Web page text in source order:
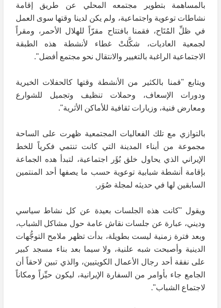
بالمساهمة بتطوير مجتمعه المحلي عن طريق إقامة
نشاطات توعوية واجتماعية، ولم يكن لدينا وقتها سوى العمل
في ظلِّ المُتَاح، فقمنا بافتتاح مقرّاً للهلال الأحمر، ومقراً
لجمعية العاديات، شكَّلتْ غطاء لأنشطة هذه الطبقة
الاجتماعية الراغبة بالتغيير والانتقال نحو مجتمع أفضل".
ويتابع "قمنا بالكثير من الأنشطة وقتها كالحفلات الخيرية
ودورات الإسعاف، وحملات تنظيف وتجميل للشوارع
ومعارض فنية، وزيارات ثقافية للأماكن الأثرية".
بالتوازي مع تلك الفعاليات المجتمعية ظهرت على الساحة
مجموعة من أبناء المدينة التي كانت تنتمي فكرياً للخط
الإيراني الذي يحاول خلق بُؤَر اجتماعية، لتبدأ هده الجماعة
بإقامة أنشطة شبابية توعوية حسب ما يصفها أحد المنتمين
السابقين لها في حديثه لمجلة صُوَر.
ويقول "كانت هذه الجلسات بعيدة عن كل نشاط سياسي
وديني، عبارة عن جلسات نقاش عامة حول مشاكل الشباب،
وبعد فترة زمنية ليست بطويلة، بدأت تظهر ملامح التوجُّهات
الدينية وأصبحت شبه علنية، ولا سيما بعد بناء مسجد كبير
على نفقة أحد رجال الأعمال الكويتيين، والذي تبين لاحقاً أن
الجامع جاء بأوامر من السفارة الإيرانية، ليكون حيِّزاً ومكاناً
لاجتماع الشباب".